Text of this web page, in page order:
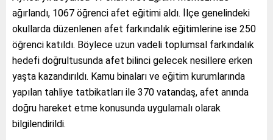
ağırlandı, 1067 öğrenci afet eğitimi aldı. İlçe genelindeki
okullarda düzenlenen afet farkındalık eğitimlerine ise 250
öğrenci katıldı. Böylece uzun vadeli toplumsal farkındalık
hedefi doğrultusunda afet bilinci gelecek nesillere erken
yaşta kazandırıldı. Kamu binaları ve eğitim kurumlarında
yapılan tahliye tatbikatları ile 370 vatandaş, afet anında
doğru hareket etme konusunda uygulamalı olarak
bilgilendirildi.